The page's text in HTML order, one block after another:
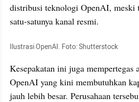
distribusi teknologi OpenAI, meski
satu-satunya kanal resmi.
Ilustrasi OpenAI. Foto: Shutterstock
Kesepakatan ini juga mempertegas
OpenAI yang kini membutuhkan
jauh lebih besar. Perusahaan